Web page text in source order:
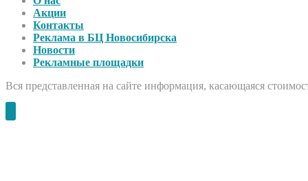
Акции
Контакты
Реклама в БЦ Новосибирска
Новости
Рекламные площадки
Вся представленная на сайте информация, касающаяся